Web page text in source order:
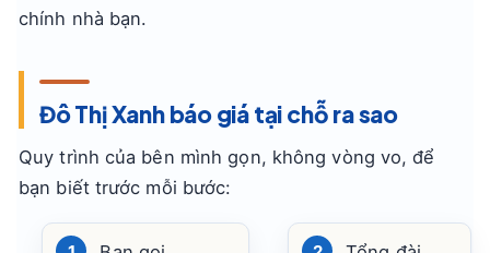
chính nhà bạn.
Đô Thị Xanh báo giá tại chỗ ra sao
Quy trình của bên mình gọn, không vòng vo, để
bạn biết trước mỗi bước: